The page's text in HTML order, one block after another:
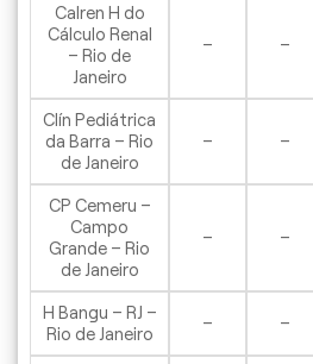
Calren H do
Cálculo Renal
– Rio de
Janeiro
– –
Clín Pediátrica
da Barra – Rio
de Janeiro
– –
CP Cemeru –
Campo
Grande – Rio
de Janeiro
– –
H Bangu – RJ –
Rio de Janeiro
– –